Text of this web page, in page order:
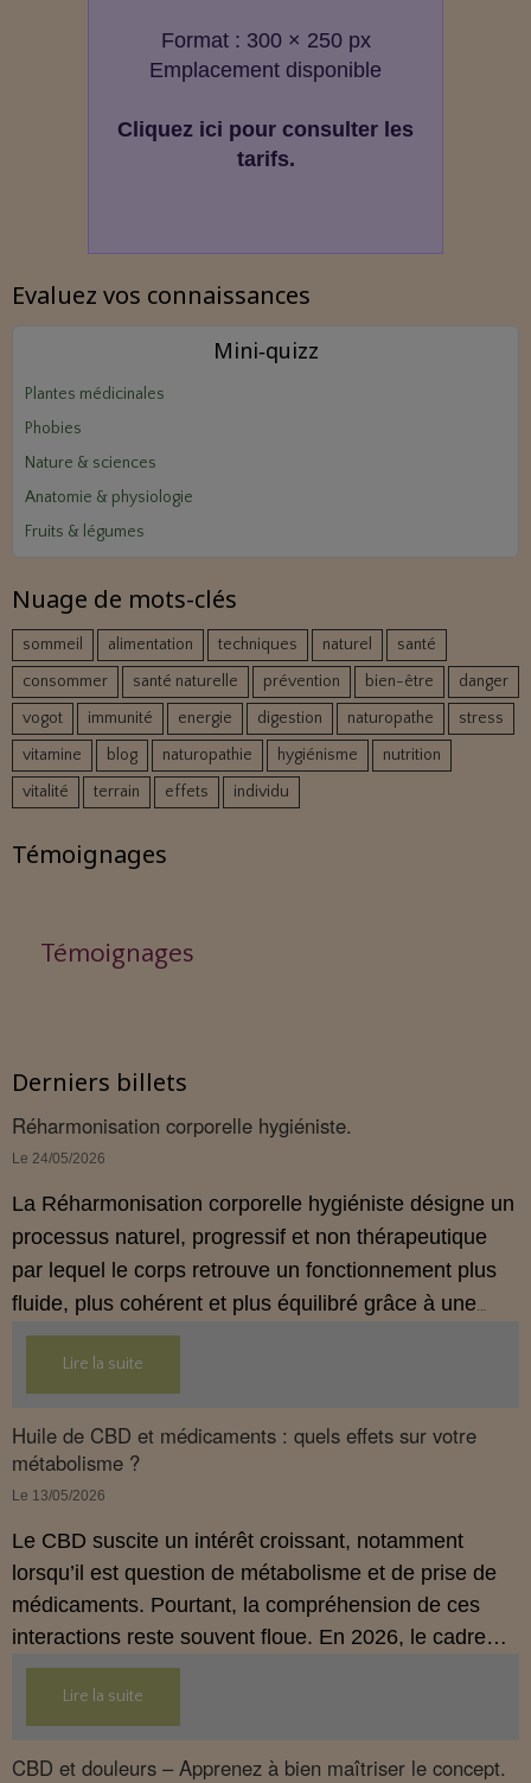
Format : 300 × 250 px
Emplacement disponible
Cliquez ici pour consulter les
tarifs.
Evaluez vos connaissances
Mini‑quizz
Plantes médicinales
Phobies
Nature & sciences
Anatomie & physiologie
Fruits & légumes
Nuage de mots-clés
sommeil alimentation techniques naturel
santé
consommer
santé naturelle prévention bien-être
danger
vogot
immunité energie digestion naturopathe
stress
vitamine
blog naturopathie hygiénisme
nutrition
vitalité
terrain effets individu
Témoignages
Témoignages
Derniers billets
Réharmonisation corporelle hygiéniste.
Le 24/05/2026
La Réharmonisation corporelle hygiéniste désigne un
processus naturel, progressif et non thérapeutique
par lequel le corps retrouve un fonctionnement plus
fluide, plus cohérent et plus équilibré grâce à une
hygiène de vie adaptée.
Lire la suite
Huile de CBD et médicaments : quels effets sur votre
métabolisme ?
Le 13/05/2026
Le CBD suscite un intérêt croissant, notamment
lorsqu’il est question de métabolisme et de prise de
médicaments. Pourtant, la compréhension de ces
interactions reste souvent floue. En 2026, le cadre
légal français impose des règles strictes : seuls les
usages externes du CBD sont autorisés. Cet article
propose une mise au point claire et accessible pour
comprendre comment le CBD s’inscrit dans une
Lire la suite
CBD et douleurs – Apprenez à bien maîtriser le concept.